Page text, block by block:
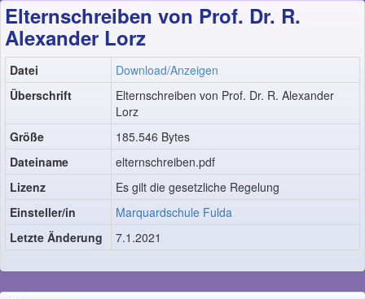
Elternschreiben von Prof. Dr. R.
Alexander Lorz
Datei
Download/Anzeigen
Überschrift
Elternschreiben von Prof. Dr. R. Alexander
Lorz
Größe
185.546 Bytes
Dateiname
elternschreiben.pdf
Lizenz
Es gilt die gesetzliche Regelung
Einsteller/in
Marquardschule Fulda
Letzte Änderung
7.1.2021